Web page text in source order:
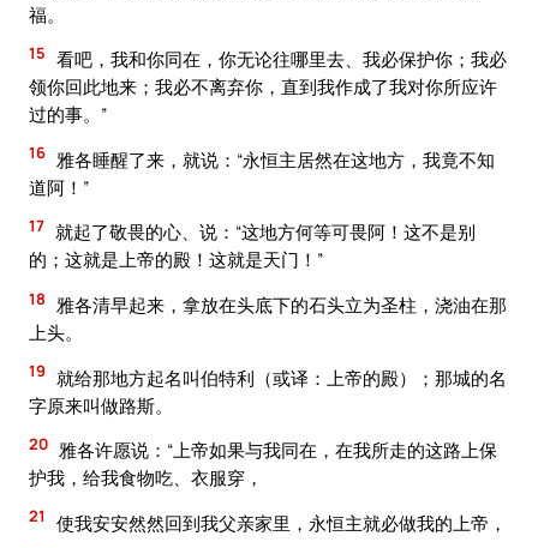
福。
15 看吧，我和你同在，你无论往哪里去、我必保护你；我必
领你回此地来；我必不离弃你，直到我作成了我对你所应许
过的事。”
16 雅各睡醒了来，就说：“永恒主居然在这地方，我竟不知
道阿！”
17 就起了敬畏的心、说：“这地方何等可畏阿！这不是别
的；这就是上帝的殿！这就是天门！”
18 雅各清早起来，拿放在头底下的石头立为圣柱，浇油在那
上头。
19 就给那地方起名叫伯特利（或译：上帝的殿）；那城的名
字原来叫做路斯。
20 雅各许愿说：“上帝如果与我同在，在我所走的这路上保
护我，给我食物吃、衣服穿，
21 使我安安然然回到我父亲家里，永恒主就必做我的上帝，